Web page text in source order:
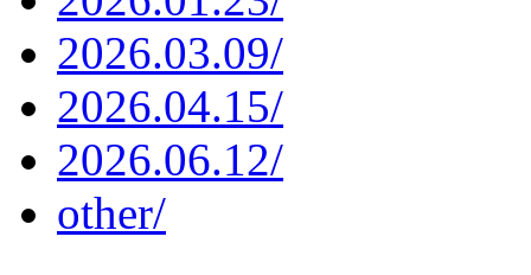
2026.03.09/
2026.04.15/
2026.06.12/
other/